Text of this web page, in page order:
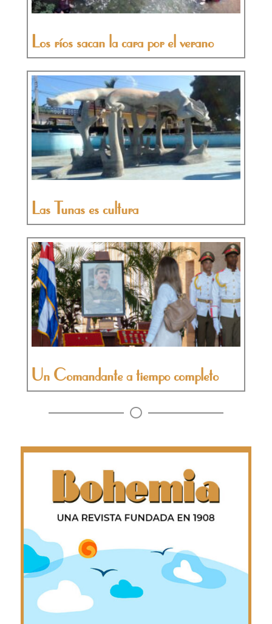
Los ríos sacan la cara por el verano
Las Tunas es cultura
Un Comandante a tiempo completo